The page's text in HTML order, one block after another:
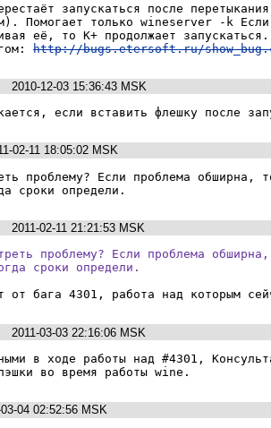
запускаться после
Помогает только wineserver -k Если
её, то К+ продолжает
http://bugs.etersoft.ru/
2010-12-03 15:36:43 MSK
если вставить флешку после
02-11 18:05:02 MSK
проблему? Если проблема обширна,
сроки определи.
2011-02-11 21:21:53 MSK
проблему? Если проблема
сроки определи.
от бага 4301, работа над которым
2011-03-03 22:16:06 MSK
в ходе работы над #4301,
во время работы wine.
04 02:52:56 MSK